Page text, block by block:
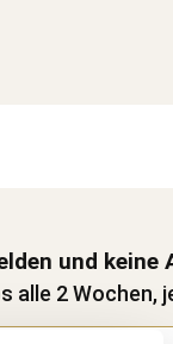
und keine
alle 2 Wochen,